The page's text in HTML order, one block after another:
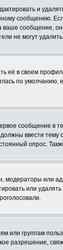
и
сообщению.
сообщение,
не могут
её в своем
по
сообщение
ввести
опрос.
модераторы или
или
группам
разрешение,